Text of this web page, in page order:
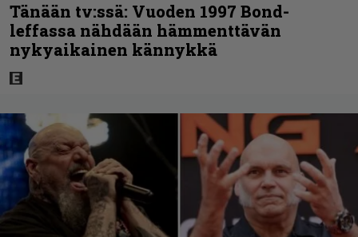
Tänään tv:ssä: Vuoden 1997 Bond-
leffassa nähdään hämmenttävän
nykyaikainen kännykkä